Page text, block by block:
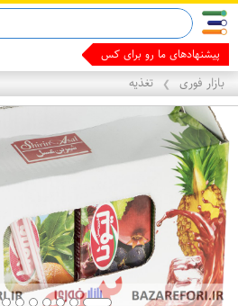
پیشنهادهای ما رو برای کسب درآمد
بازار فوری ❯ تغذیه